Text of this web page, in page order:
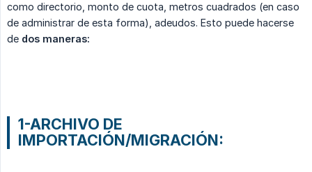
como directorio, monto de cuota, metros cuadrados (en caso
de administrar de esta forma), adeudos. Esto puede hacerse
de dos maneras:
1-ARCHIVO DE
IMPORTACIÓN/MIGRACIÓN: